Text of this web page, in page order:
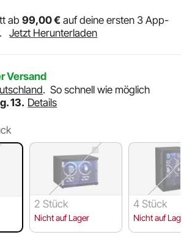
ab99,00€ auf deine ersten 3 App-
Jetzt Herunterladen
Versand
.So schnell wie möglich
13. Details
2 Stück
Nicht auf Lager
4 Stück
Nicht auf Lager